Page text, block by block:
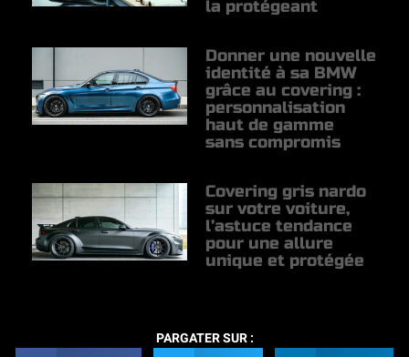
la protégeant
Donner une nouvelle
identité à sa BMW
grâce au covering :
personnalisation
haut de gamme
sans compromis
Covering gris nardo
sur votre voiture,
l’astuce tendance
pour une allure
unique et protégée
PARGATER SUR :